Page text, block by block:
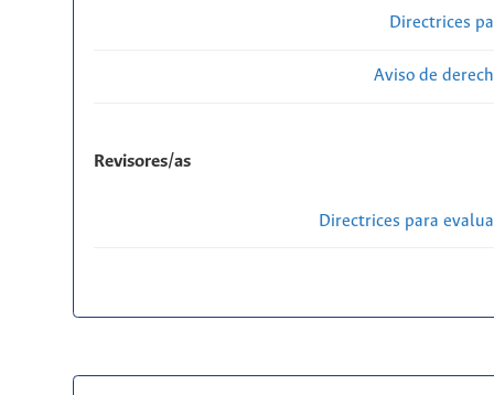
Directrices
Aviso de
Revisores/as
Directrices para